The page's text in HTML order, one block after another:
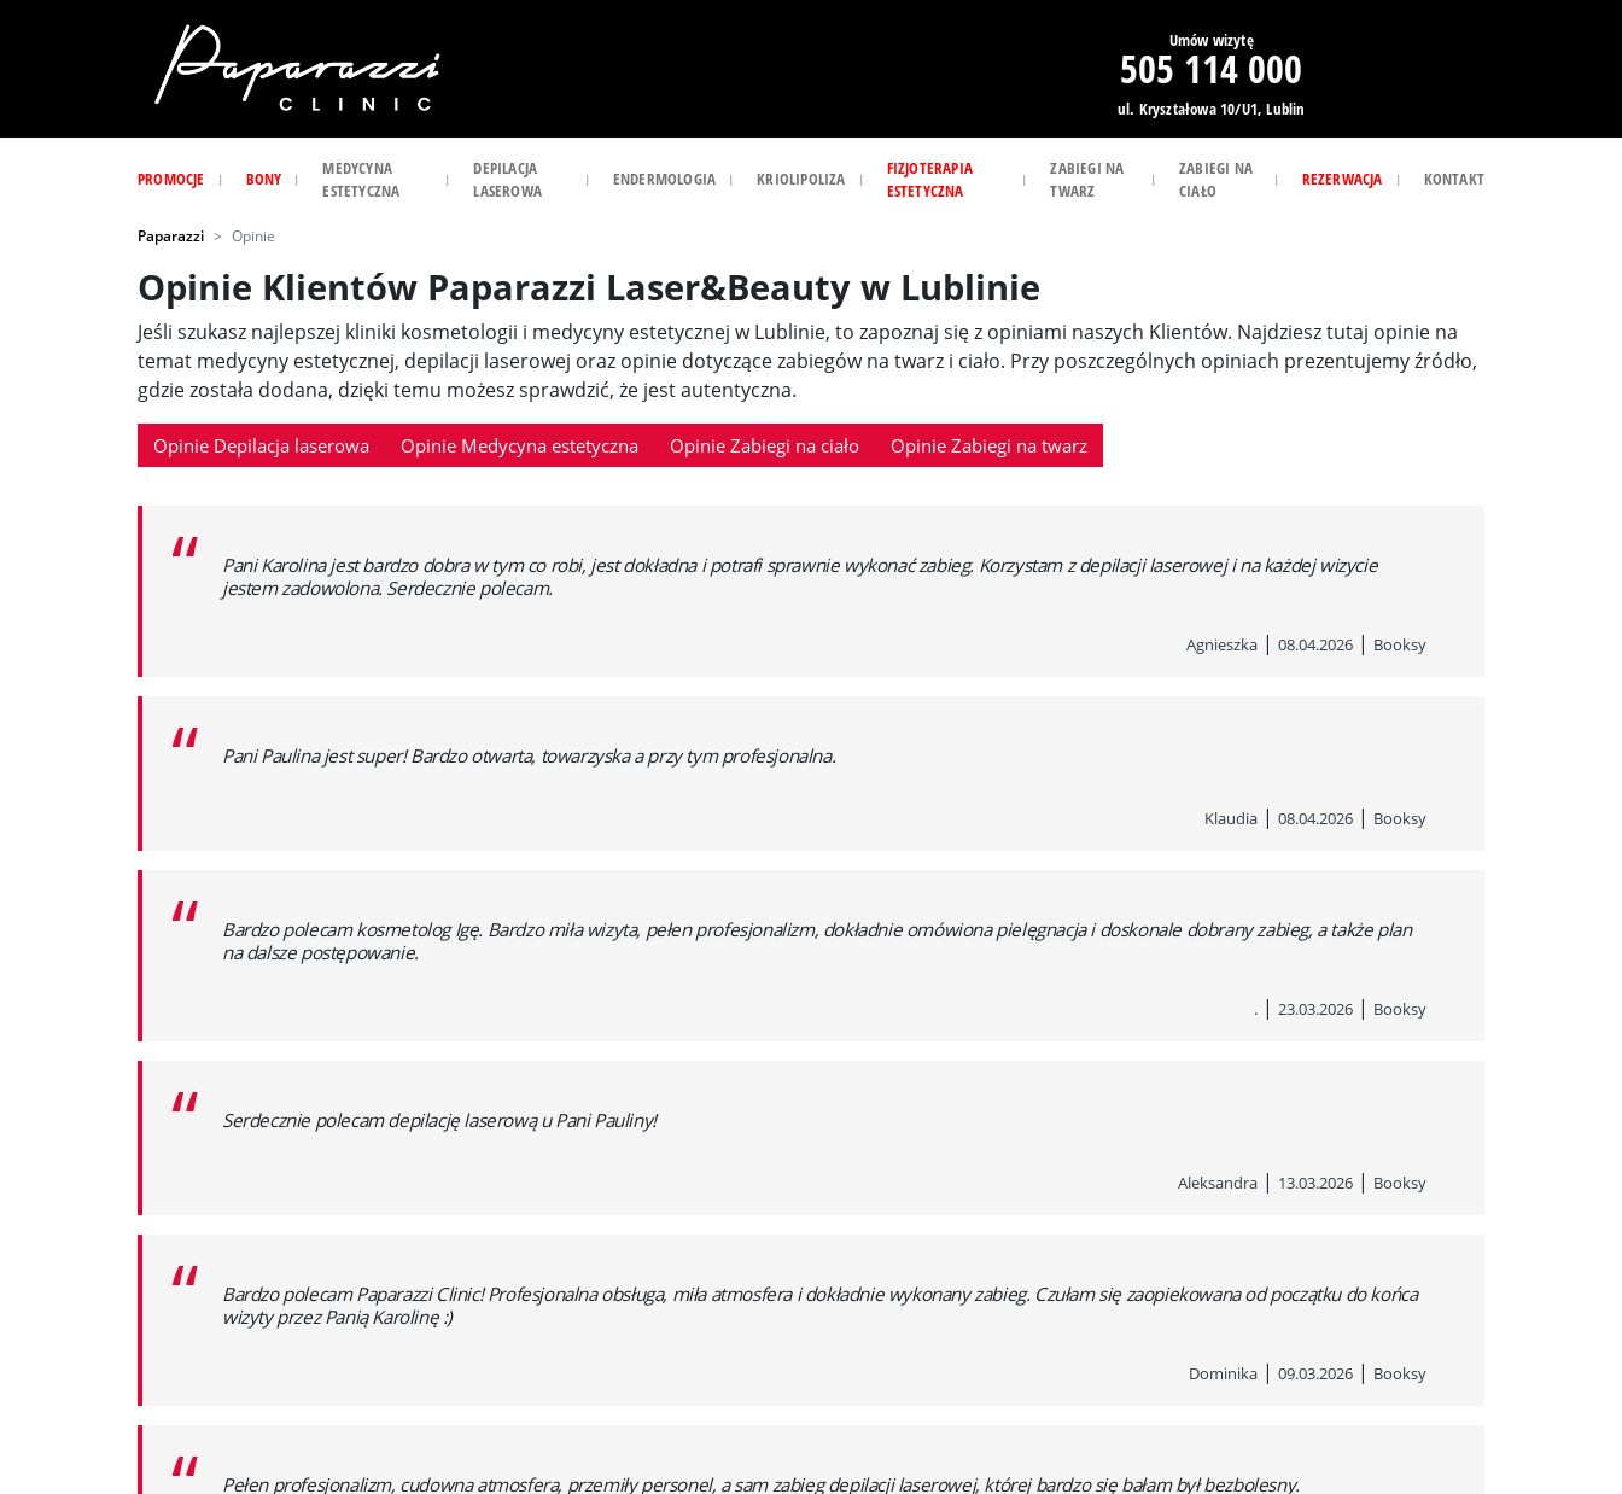
Umów wizytę
505 114 000
ul. Kryształowa 10/U1, Lublin
PROMOCJE BONY
MEDYCYNA
ESTETYCZNA
DEPILACJA
LASEROWA
ENDERMOLOGIA KRIOLIPOLIZA
FIZJOTERAPIA
ESTETYCZNA
ZABIEGI NA
TWARZ
ZABIEGI NA
CIAŁO
REZERWACJA KONTAKT
Paparazzi Opinie
Opinie Klientów Paparazzi Laser&Beauty w Lublinie
Jeśli szukasz najlepszej kliniki kosmetologii i medycyny estetycznej w Lublinie, to zapoznaj się z opiniami naszych Klientów. Najdziesz tutaj opinie na
temat medycyny estetycznej, depilacji laserowej oraz opinie dotyczące zabiegów na twarz i ciało. Przy poszczególnych opiniach prezentujemy źródło,
gdzie została dodana, dzięki temu możesz sprawdzić, że jest autentyczna.
Opinie Depilacja laserowa Opinie Medycyna estetyczna Opinie Zabiegi na ciało Opinie Zabiegi na twarz
“
Pani Karolina jest bardzo dobra w tym co robi, jest dokładna i potrafi sprawnie wykonać zabieg. Korzystam z depilacji laserowej i na każdej wizycie
jestem zadowolona. Serdecznie polecam.
Agnieszka | 08.04.2026 | Booksy
“ Pani Paulina jest super! Bardzo otwarta, towarzyska a przy tym profesjonalna.
Klaudia | 08.04.2026 | Booksy
“
Bardzo polecam kosmetolog Igę. Bardzo miła wizyta, pełen profesjonalizm, dokładnie omówiona pielęgnacja i doskonale dobrany zabieg, a także plan
na dalsze postępowanie.
. | 23.03.2026 | Booksy
“ Serdecznie polecam depilację laserową u Pani Pauliny!
Aleksandra | 13.03.2026 | Booksy
“
Bardzo polecam Paparazzi Clinic! Profesjonalna obsługa, miła atmosfera i dokładnie wykonany zabieg. Czułam się zaopiekowana od początku do końca
wizyty przez Panią Karolinę :)
Dominika | 09.03.2026 | Booksy
Pełen profesjonalizm, cudowna atmosfera, przemiły personel, a sam zabieg depilacji laserowej, której bardzo się bałam był bezbolesny.